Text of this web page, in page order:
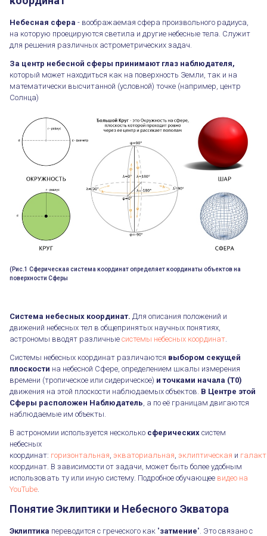
Небесная сфера - воображаемая сфера произвольного радиуса,
на которую проецируются светила и другие небесные тела. Служит
для решения различных астрометрических задач.
За центр небесной сферы принимают глаз наблюдателя,
который может находиться как на поверхность Земли, так и на
математически высчитанной (условной) точке (например, центр
Солнца)
(Рис.1 Сферическая система координат определяет координаты объектов на
поверхности Сферы
Система небесных координат. Для описания положений и
движений небесных тел в общепринятых научных понятиях,
астрономы вводят различные системы небесных координат.
Системы небесных координат различаются выбором секущей
плоскости на небесной Сфере, определением шкалы измерения
времени (тропическое или сидерическое) и точками начала (T0)
движения на этой плоскости наблюдаемых объектов. В Центре этой
Сферы расположен Наблюдатель, а по её границам двигаются
наблюдаемые им объекты.
В астрономии используется несколько сферических систем
небесных
координат: горизонтальная, экваториальная, эклиптическая и
координат. В зависимости от задачи, может быть более удобным
использовать ту или иную систему. Подробное обучающее видео на
YouTube.
Понятие Эклиптики и Небесного Экватора
Эклиптика переводится с греческого как "затмение". Это связано с